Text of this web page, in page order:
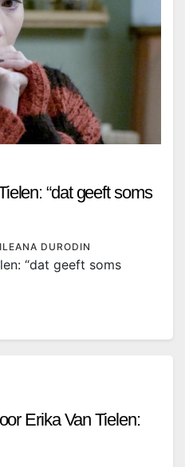
“dat geeft soms
ILEANA DURODIN
“dat geeft soms
Erika Van Tielen: